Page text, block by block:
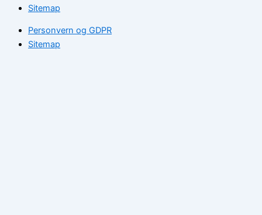
Sitemap
Personvern og GDPR
Sitemap